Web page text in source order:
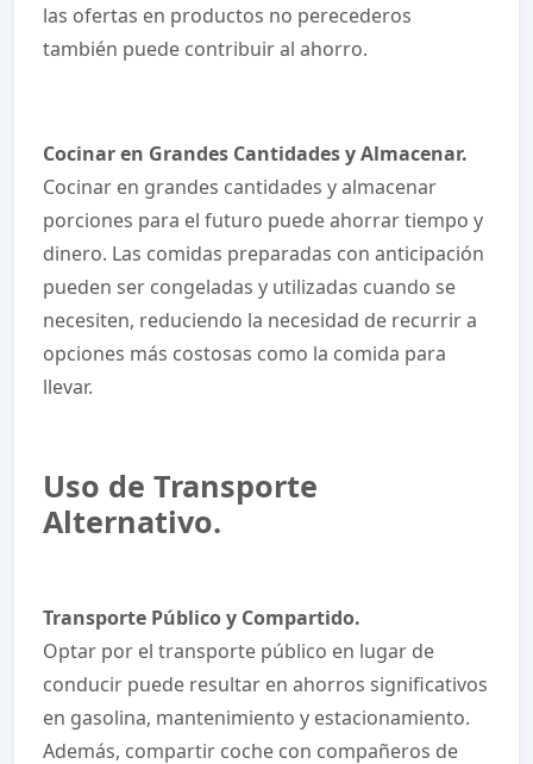
las ofertas en productos no perecederos
también puede contribuir al ahorro.
Cocinar en Grandes Cantidades y Almacenar.
Cocinar en grandes cantidades y almacenar
porciones para el futuro puede ahorrar tiempo y
dinero. Las comidas preparadas con anticipación
pueden ser congeladas y utilizadas cuando se
necesiten, reduciendo la necesidad de recurrir a
opciones más costosas como la comida para
llevar.
Uso de Transporte
Alternativo.
Transporte Público y Compartido.
Optar por el transporte público en lugar de
conducir puede resultar en ahorros significativos
en gasolina, mantenimiento y estacionamiento.
Además, compartir coche con compañeros de